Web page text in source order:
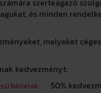
szerteágazó
és minden
melyeket
kedvezményt:
bérletek
50%